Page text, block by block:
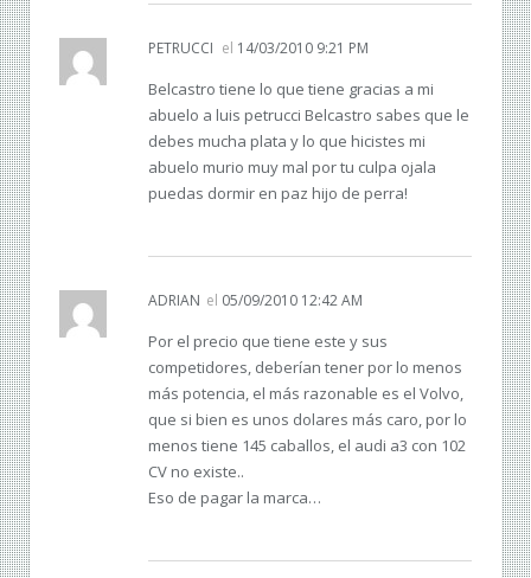
PETRUCCI el 14/03/2010 9:21 PM
Belcastro tiene lo que tiene gracias a mi
abuelo a luis petrucci Belcastro sabes que le
debes mucha plata y lo que hicistes mi
abuelo murio muy mal por tu culpa ojala
puedas dormir en paz hijo de perra!
ADRIAN el 05/09/2010 12:42 AM
Por el precio que tiene este y sus
competidores, deberían tener por lo menos
más potencia, el más razonable es el Volvo,
que si bien es unos dolares más caro, por lo
menos tiene 145 caballos, el audi a3 con 102
CV no existe..
Eso de pagar la marca…